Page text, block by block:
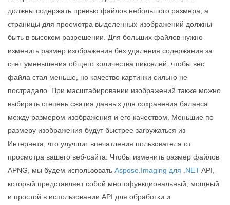
должны содержать превью файлов небольшого размера, а
страницы для просмотра выделенных изображений должны
быть в высоком разрешении. Для больших файлов нужно
изменить размер изображения без удаления содержания за
счет уменьшения общего количества пикселей, чтобы вес
файла стал меньше, но качество картинки сильно не
пострадало. При масштабировании изображений также можно
выбирать степень сжатия данных для сохранения баланса
между размером изображения и его качеством. Меньшие по
размеру изображения будут быстрее загружаться из
Интернета, что улучшит впечатления пользователя от
просмотра вашего веб-сайта. Чтобы изменить размер файлов
APNG, мы будем использовать Aspose.Imaging для .NETAPI,
который представляет собой многофункциональный, мощный
и простой в использовании API для обработки и